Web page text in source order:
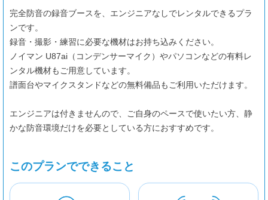
完全防音の録音ブースを、エンジニアなしでレンタルできるプラ
ンです。
録音・撮影・練習に必要な機材はお持ち込みください。
ノイマン U87ai（コンデンサーマイク）やパソコンなどの有料レ
ンタル機材もご用意しています。
譜面台やマイクスタンドなどの無料備品もご利用いただけます。
エンジニアは付きませんので、ご自身のペースで使いたい方、静
かな防音環境だけを必要としている方におすすめです。
このプランでできること